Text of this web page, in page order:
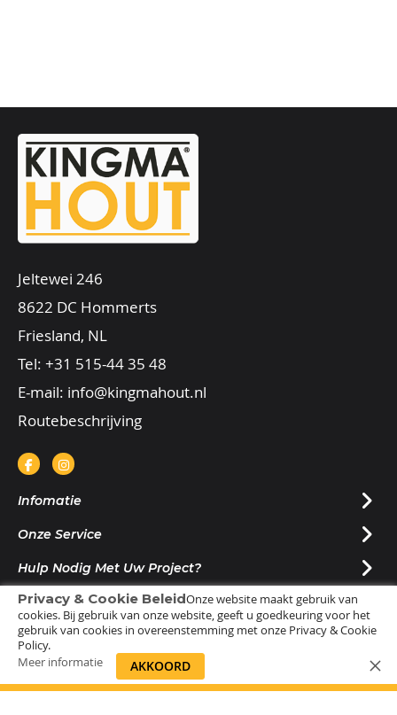
Privacy & Cookie BeleidOnze website maakt gebruik van
cookies. Bij gebruik van onze website, geeft u goedkeuring voor het
gebruik van cookies in overeenstemming met onze Privacy & Cookie
Policy.
Meer informatie
AKKOORD
Jeltewei 246
8622 DC Hommerts
Friesland, NL
Tel: +31 515-44 35 48
E-mail: info@kingmahout.nl
Routebeschrijving
Infomatie
Onze Service
Hulp Nodig Met Uw Project?
Nieuwsbrief Ontvangen?
© 2025 |Sitemap